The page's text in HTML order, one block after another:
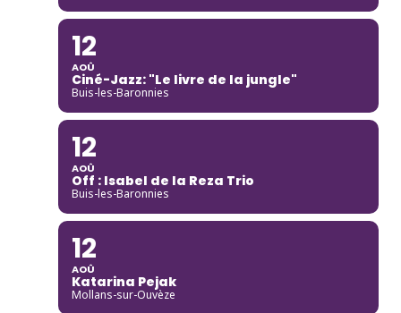
12
AOÛ
Ciné-Jazz: "Le livre de la jungle"
Buis-les-Baronnies
12
AOÛ
Off : Isabel de la Reza Trio
Buis-les-Baronnies
12
AOÛ
Katarina Pejak
Mollans-sur-Ouvèze